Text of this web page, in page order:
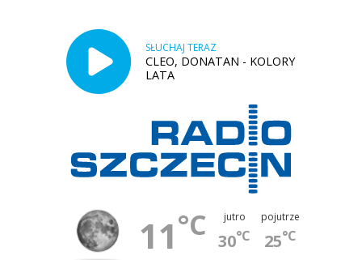
SŁUCHAJ TERAZ
CLEO, DONATAN - KOLORY
LATA
11°C jutro
30°C
pojutrze
25°C